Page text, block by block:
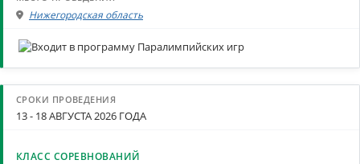
Нижегородская область
13 - 18 АВГУСТА 2026 ГОДА